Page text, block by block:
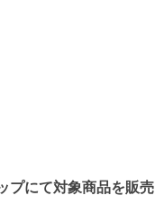
プにて対象商品を販売